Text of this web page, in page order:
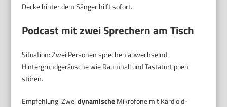
Decke hinter dem Sänger hilft sofort.
Podcast mit zwei Sprechern am Tisch
Situation: Zwei Personen sprechen abwechselnd.
Hintergrundgeräusche wie Raumhall und Tastaturtippen
stören.
Empfehlung: ZweidynamischeMikrofone mit Kardioid-